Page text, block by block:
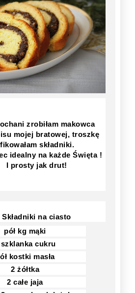
zrobiłam makowca
mojej bratowej, troszkę
składniki.
idealny na każde Święta !
I prosty jak drut!
Składniki na ciasto
pół kg mąki
szklanka cukru
kostki masła
2 żółtka
2 całe jaja